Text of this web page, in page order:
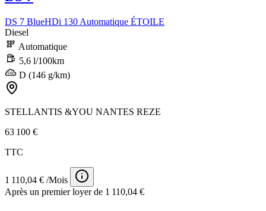
DS 7 BlueHDi 130 Automatique ÉTOILE
Diesel
Automatique
5,6 l/100km
D (146 g/km)
STELLANTIS &YOU NANTES REZE
63 100 €
TTC
1 110,04 € /Mois
Après un premier loyer de 1 110,04 €